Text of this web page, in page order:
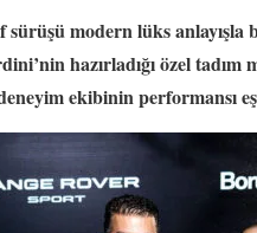
sürüşü modern lüks anlayışla
hazırladığı özel tadım
ekibinin performansı